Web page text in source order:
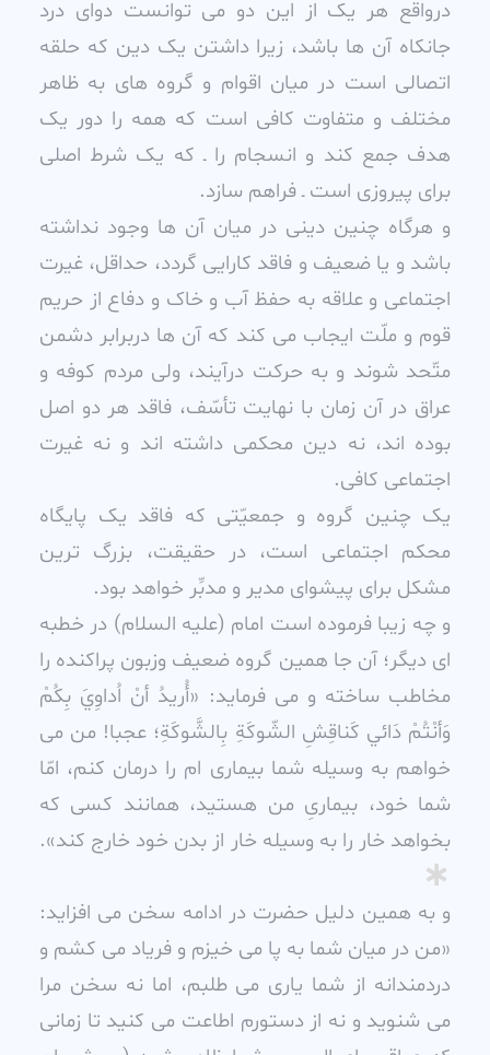
درواقع هر يک از اين دو مى توانست دواى درد
جانکاه آن ها باشد، زيرا داشتن يک دين که حلقه
اتصالى است در ميان اقوام و گروه هاى به ظاهر
مختلف و متفاوت کافى است که همه را دور يک
هدف جمع کند و انسجام را ـ که يک شرط اصلى
براى پيروزى است ـ فراهم سازد.
و هرگاه چنين دينى در ميان آن ها وجود نداشته
باشد و يا ضعيف و فاقد کارايى گردد، حداقل، غيرت
اجتماعى و علاقه به حفظ آب و خاک و دفاع از حريم
قوم و ملّت ايجاب مى کند که آن ها دربرابر دشمن
متّحد شوند و به حرکت درآيند، ولى مردم کوفه و
عراق در آن زمان با نهايت تأسّف، فاقد هر دو اصل
بوده اند، نه دين محکمى داشته اند و نه غيرت
اجتماعى کافى.
يک چنين گروه و جمعيّتى که فاقد يک پايگاه
محکم اجتماعى است، در حقيقت، بزرگ ترين
مشکل براى پيشواى مدير و مدبِّر خواهد بود.
و چه زيبا فرموده است امام (عليه السلام) در خطبه
اى ديگر؛ آن جا همين گروه ضعيف وزبون پراکنده را
مخاطب ساخته و مى فرمايد: «أُريدُ أنْ اُداوِيَ بِکُمْ
وَأنْتُمْ دَائي کَناقِشِ الشّوکَةِ بِالشَّوکَةِ؛ عجبا! من مى
خواهم به وسيله شما بيمارى ام را درمان کنم، امّا
شما خود، بيمارىِ من هستيد، همانند کسى که
بخواهد خار را به وسيله خار از بدن خود خارج کند».
و به همين دليل حضرت در ادامه سخن مى افزايد:
«من در ميان شما به پا مى خيزم و فرياد مى کشم و
دردمندانه از شما يارى مى طلبم، اما نه سخن مرا
مى شنويد و نه از دستورم اطاعت مى کنيد تا زمانى